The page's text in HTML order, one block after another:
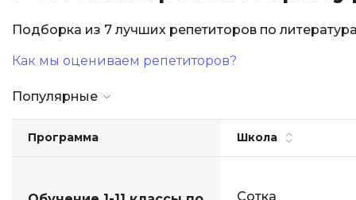
Подборка из 7 лучших репетиторов по
Как мы оцениваем репетиторов?
Популярные
Программа Школа
Сотка
Аналитика
Иностранные языки